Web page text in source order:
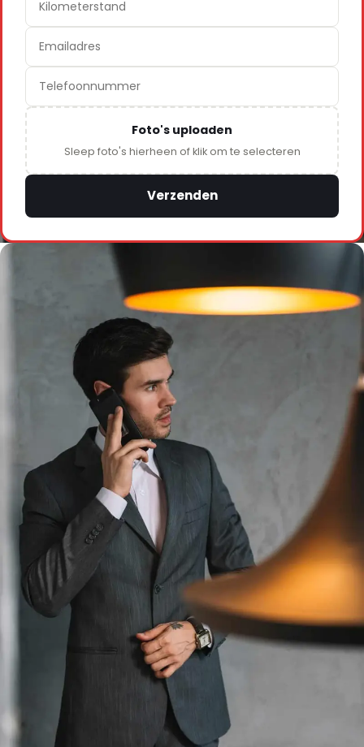
Foto's uploaden
Sleep foto's hierheen of klik om te selecteren
Verzenden